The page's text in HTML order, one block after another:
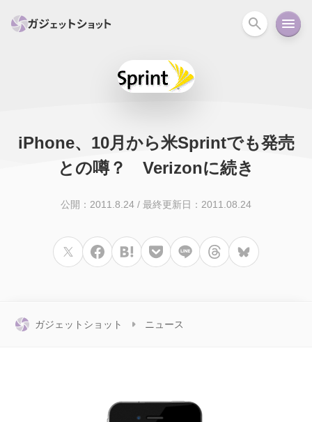
セール情報 スマートホーム アクションカメラ カメラ
iPhone Android コラム
ニュース オーディオ 周辺機器
iPhone、10月から米Sprintでも発売
との噂？ Verizonに続き
公開：2011.8.24 / 最終更新日：2011.08.24
ガジェットショット ニュース